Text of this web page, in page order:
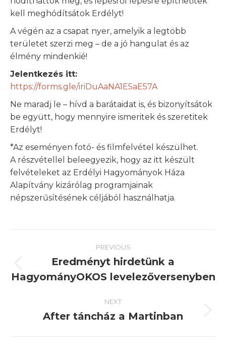
kell meghódítsátok Erdélyt!
A végén az a csapat nyer, amelyik a legtöbb
területet szerzi meg – de a jó hangulat és az
élmény mindenkié!
Jelentkezés itt:
https://forms.gle/iriDuAaNA1E5aE57A
Ne maradj le – hívd a barátaidat is, és bizonyítsátok
be együtt, hogy mennyire ismeritek és szeretitek
Erdélyt!
*Az eseményen fotó- és filmfelvétel készülhet.
A részvétellel beleegyezik, hogy az itt készült
felvételeket az Erdélyi Hagyományok Háza
Alapítvány kizárólag programjainak
népszerűsítésének céljából használhatja.
navigation
PREVIOUS
post:
Eredményt hirdetünk a
HagyományOKOS levelezőversenyben
NEXT
Next
After táncház a Martinban